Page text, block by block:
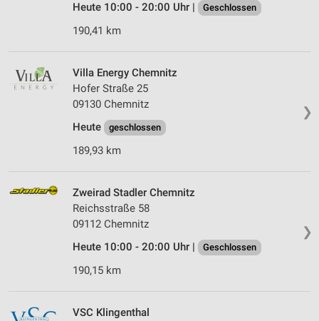
Heute 10:00 - 20:00 Uhr |
Geschlossen
190,41 km
❯
Villa Energy Chemnitz
Hofer Straße 25
09130 Chemnitz
Heute
geschlossen
189,93 km
❯
Zweirad Stadler Chemnitz
Reichsstraße 58
09112 Chemnitz
Heute 10:00 - 20:00 Uhr |
Geschlossen
190,15 km
VSC Klingenthal